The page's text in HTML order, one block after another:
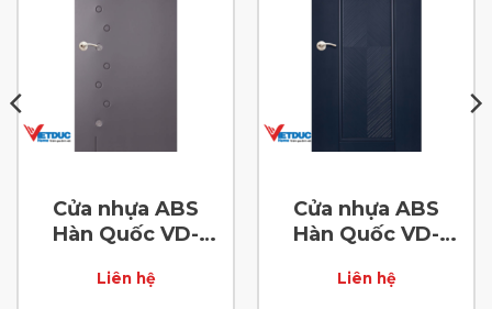
Cửa nhựa ABS
Hàn Quốc VD-
Liên hệ
Cửa nhựa ABS
Hàn Quốc VD-
Liên hệ